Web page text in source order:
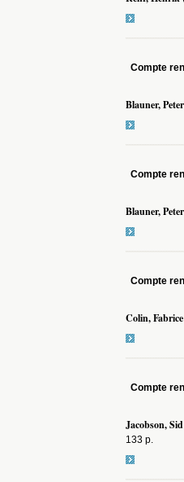
Compte
Blauner, Peter
Compte
Blauner, Peter
Compte
Colin,
Compte
Jacobson,
133 p.